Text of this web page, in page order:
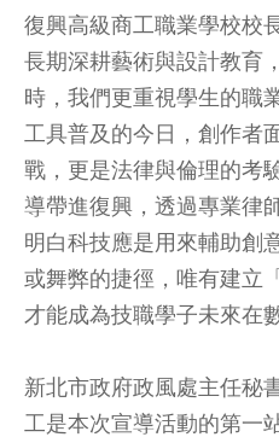
復興高級商工職業學校校
長期深耕藝術與設計教育
時，我們更重視學生的職
工具普及的今日，創作者
戰，更是法律與倫理的考
導帶進復興，透過專業律
明白科技應是用來輔助創
或舞弊的捷徑，唯有建立
才能成為技職學子未來在
新北市政府政風處主任秘
工是本次宣導活動的第一